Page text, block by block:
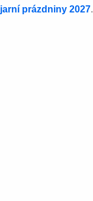
jarní prázdniny 2027.